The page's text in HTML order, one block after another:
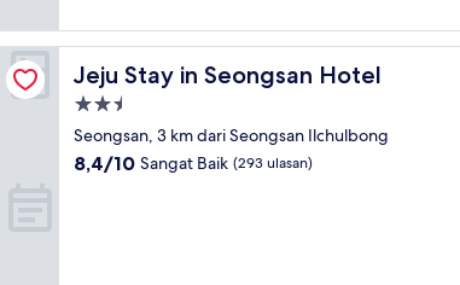
Jeju Stay in Seongsan Hotel
Jeju Stay in Seongsan Hotel
Properti
bintang
2.5
Seongsan, 3 km dari Seongsan Ilchulbong
8.4
8,4/10 Sangat Baik (293 ulasan)